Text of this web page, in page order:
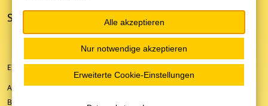
STANDORTE
EIN UNTERNEHMEN DER ZFP-GRUPPE BADEN-WÜRTTEMBERG
ANFAHRT/KONTAKT
BARRIEREFREIHEIT
Alle akzeptieren
Nur notwendige akzeptieren
Erweiterte Cookie-Einstellungen